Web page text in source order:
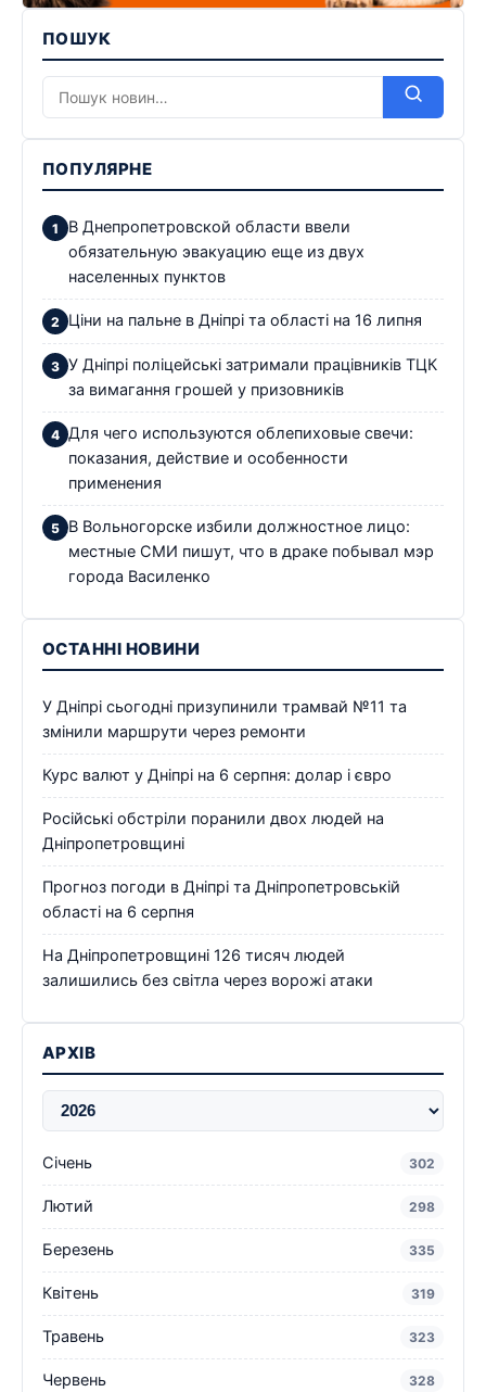
ПОШУК
ПОПУЛЯРНЕ
В Днепропетровской области ввели
обязательную эвакуацию еще из двух
населенных пунктов
Ціни на пальне в Дніпрі та області на 16 липня
У Дніпрі поліцейські затримали працівників ТЦК
за вимагання грошей у призовників
Для чего используются облепиховые свечи:
показания, действие и особенности
применения
В Вольногорске избили должностное лицо:
местные СМИ пишут, что в драке побывал мэр
города Василенко
ОСТАННІ НОВИНИ
У Дніпрі сьогодні призупинили трамвай №11 та
змінили маршрути через ремонти
Курс валют у Дніпрі на 6 серпня: долар і євро
Російські обстріли поранили двох людей на
Дніпропетровщині
Прогноз погоди в Дніпрі та Дніпропетровській
області на 6 серпня
На Дніпропетровщині 126 тисяч людей
залишились без світла через ворожі атаки
АРХІВ
Січень 302
Лютий 298
Березень 335
Квітень 319
Травень 323
Червень 328